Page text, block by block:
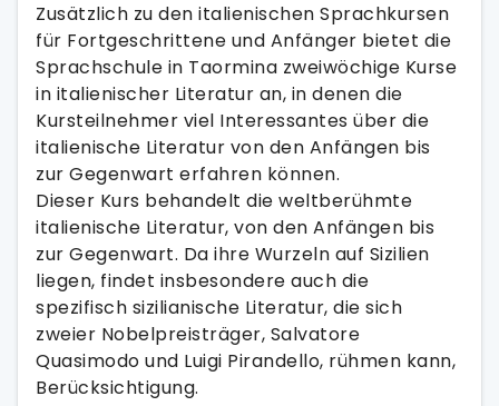
Zusätzlich zu den italienischen Sprachkursen
für Fortgeschrittene und Anfänger bietet die
Sprachschule in Taormina zweiwöchige Kurse
in italienischer Literatur an, in denen die
Kursteilnehmer viel Interessantes über die
italienische Literatur von den Anfängen bis
zur Gegenwart erfahren können.
Dieser Kurs behandelt die weltberühmte
italienische Literatur, von den Anfängen bis
zur Gegenwart. Da ihre Wurzeln auf Sizilien
liegen, findet insbesondere auch die
spezifisch sizilianische Literatur, die sich
zweier Nobelpreisträger, Salvatore
Quasimodo und Luigi Pirandello, rühmen kann,
Berücksichtigung.